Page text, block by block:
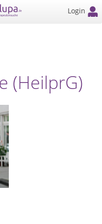
Login
(HeilprG)